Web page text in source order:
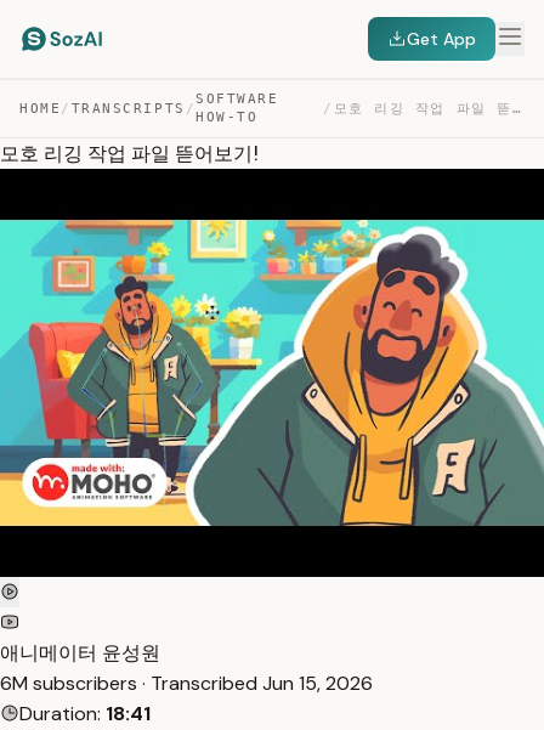
Get App
HOME / TRANSCRIPTS /
SOFTWARE
HOW-TO
/ 모호 리깅 작업 파일 뜯어보기! — TRANSCRIPT
모호 리깅 작업 파일 뜯어보기!
애니메이터 윤성원
6M subscribers · Transcribed Jun 15, 2026
Duration: 18:41